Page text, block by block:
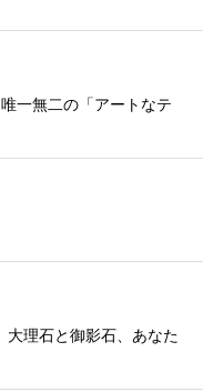
一無二の「アートなテ
大理石と御影石、あなた